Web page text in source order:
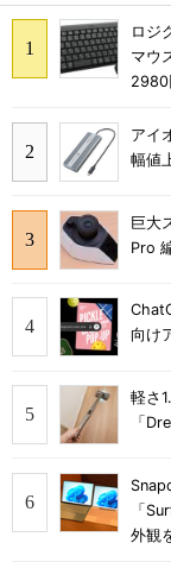
ロジ
マウ
2980
アイ
幅値
巨大
Pro
向け
軽さ
「
「
外観